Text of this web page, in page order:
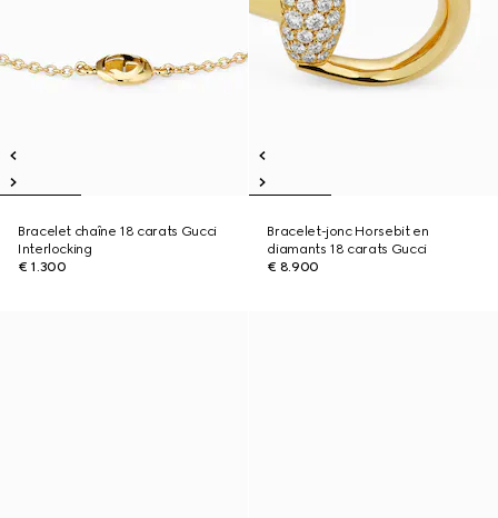
Bracelet chaîne 18 carats Gucci
Interlocking
€ 1.300
Bracelet-jonc Horsebit en
diamants 18 carats Gucci
€ 8.900